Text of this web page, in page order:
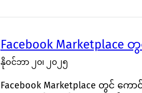
Facebook
နိုဝင်ဘာ ၂၀၊ ၂၀၂၅
Facebook Marketplace တွင်